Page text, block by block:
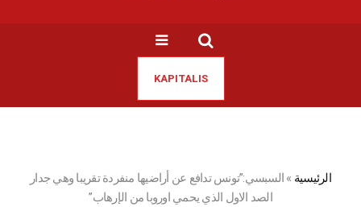
KAPITALIS
الرئيسية »السبسي:”تونس تدافع عن أراضيها منفردة تقريبا وهي جدار
الصد الاول الذي يحمي اوروبا من الإرهاب”